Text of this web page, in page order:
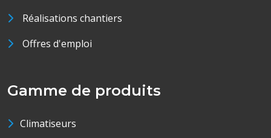
Réalisations chantiers
Offres d'emploi
Gamme de produits
Climatiseurs